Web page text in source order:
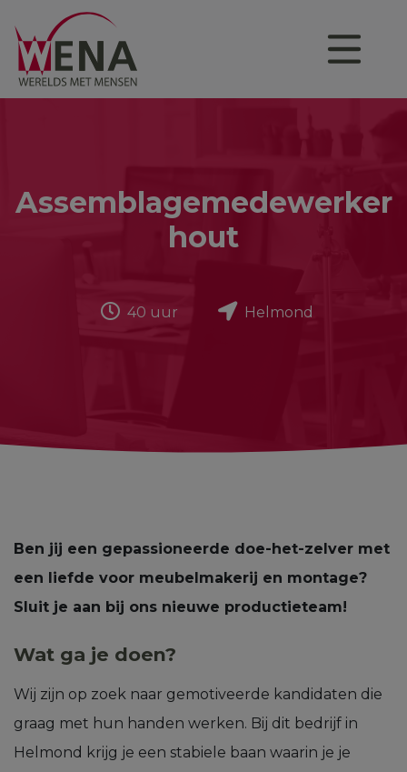
Assemblagemedewerker
hout
40 uur Helmond
Ben jij een gepassioneerde doe-het-zelver met
een liefde voor meubelmakerij en montage?
Sluit je aan bij ons nieuwe productieteam!
Wat ga je doen?
Wij zijn op zoek naar gemotiveerde kandidaten die
graag met hun handen werken. Bij dit bedrijf in
Helmond krijg je een stabiele baan waarin je je